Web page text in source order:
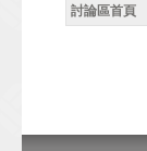
討論區首頁